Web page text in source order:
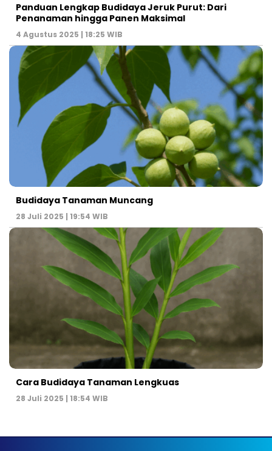
Panduan Lengkap Budidaya Jeruk Purut: Dari
Penanaman hingga Panen Maksimal
4 Agustus 2025 | 18:25 WIB
Budidaya Tanaman Muncang
28 Juli 2025 | 19:54 WIB
Cara Budidaya Tanaman Lengkuas
28 Juli 2025 | 18:54 WIB